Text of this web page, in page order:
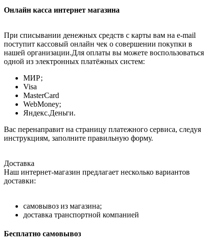
Онлайн касса интернет магазина
При списывании денежных средств с карты вам на e-mail
поступит кассовый онлайн чек о совершении покупки в
нашей организации.Для оплаты вы можете воспользоваться
одной из электронных платёжных систем:
МИР;
Visa
MasterCard
WebMoney;
Яндекс.Деньги.
Вас перенаправит на страницу платежного сервиса, следуя
инструкциям, заполните правильную форму.
Доставка
Наш интернет-магазин предлагает несколько вариантов
доставки:
самовывоз из магазина;
доставка транспортной компанией
Бесплатно самовывоз